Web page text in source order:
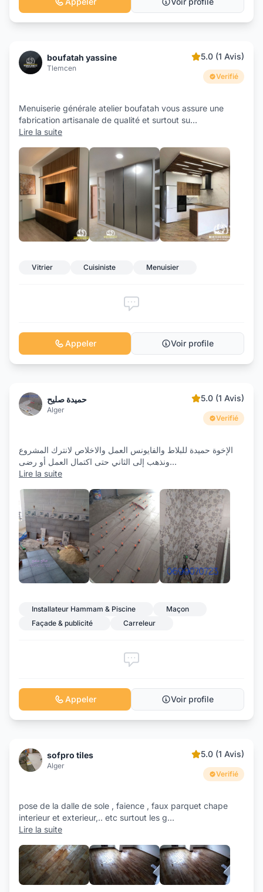
boufatah yassine
Tlemcen
5.0 (1 Avis)
Verifié
Menuiserie générale atelier boufatah vous assure une
fabrication artisanale de qualité et surtout su...
Lire la suite
Vitrier Cuisiniste Menuisier
Appeler Voir profile
حميدة صليح
Alger
5.0 (1 Avis)
Verifié
الإخوة حميدة للبلاط والفايونس العمل والاخلاص لانترك المشروع
ونذهب إلى الثاني حتى اكتمال العمل أو رضى...
Lire la suite
Installateur Hammam & Piscine
Maçon
Façade & publicité
Carreleur
Appeler Voir profile
sofpro tiles
Alger
5.0 (1 Avis)
Verifié
pose de la dalle de sole , faience , faux parquet chape
interieur et exterieur,.. etc surtout les g...
Lire la suite